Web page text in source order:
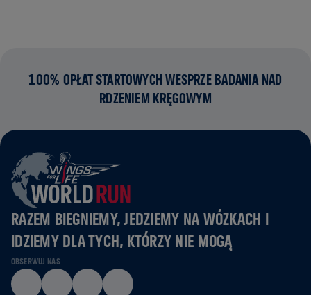
100% OPŁAT STARTOWYCH WESPRZE BADANIA NAD
RDZENIEM KRĘGOWYM
RAZEM BIEGNIEMY, JEDZIEMY NA WÓZKACH I
IDZIEMY DLA TYCH, KTÓRZY NIE MOGĄ
OBSERWUJ NAS